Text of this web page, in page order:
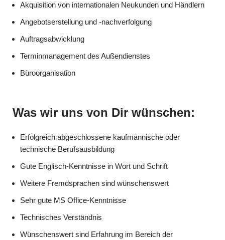
Akquisition von internationalen Neukunden und Händlern
Angebotserstellung und -nachverfolgung
Auftragsabwicklung
Terminmanagement des Außendienstes
Büroorganisation
Was wir uns von Dir wünschen:
Erfolgreich abgeschlossene kaufmännische oder
technische Berufsausbildung
Gute Englisch-Kenntnisse in Wort und Schrift
Weitere Fremdsprachen sind wünschenswert
Sehr gute MS Office-Kenntnisse
Technisches Verständnis
Wünschenswert sind Erfahrung im Bereich der